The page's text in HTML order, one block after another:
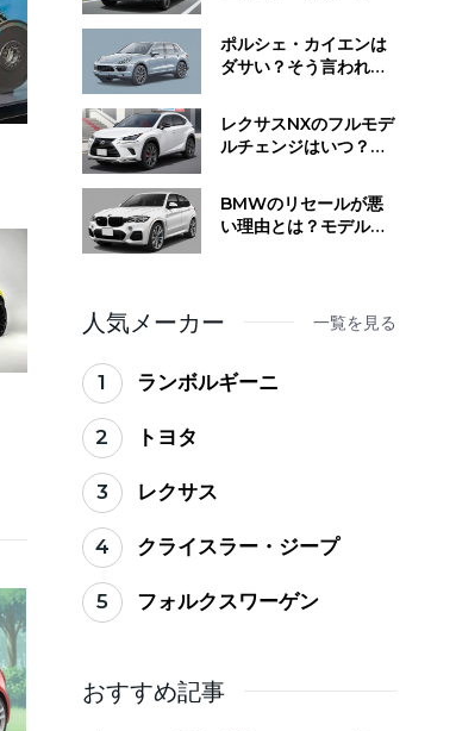
てわかった"不人気の正
体"
ポルシェ・カイエンは
ダサい？そう言われる
る"デザイン評価のリア
ル
レクサスNXのフルモデ
ルチェンジはいつ？発
更・今買うべきかの判
断基準
BMWのリセールが悪
い理由とは？モデル別
人気メーカー 一覧を見る
1 ランボルギーニ
2 トヨタ
3 レクサス
4 クライスラー・ジープ
5 フォルクスワーゲン
おすすめ記事